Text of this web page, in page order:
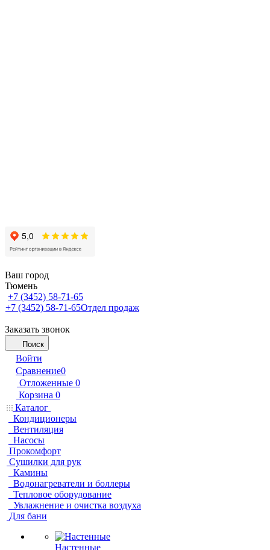
Ваш город
Тюмень
+7 (3452) 58-71-65
+7 (3452) 58-71-65Отдел продаж
Заказать звонок
Поиск
Войти
Сравнение0
Отложенные 0
Корзина 0
Каталог
Кондиционеры
Вентиляция
Насосы
Прокомфорт
Сушилки для рук
Камины
Водонагреватели и боллеры
Тепловое оборудование
Увлажнение и очистка воздуха
Для бани
Настенные